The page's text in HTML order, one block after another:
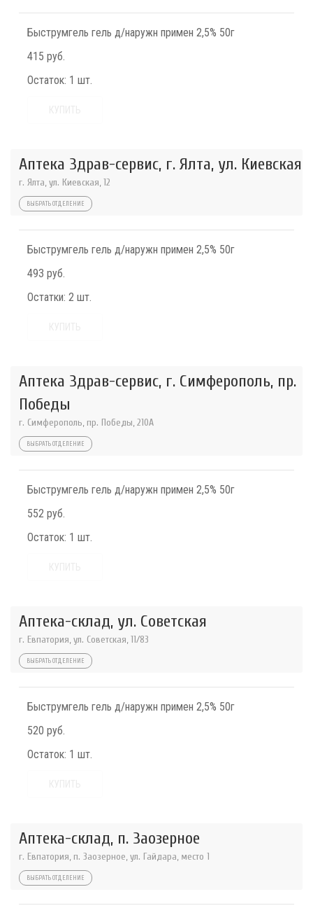
Быструмгель гель д/наружн примен 2,5% 50г
415 руб.
Остаток: 1 шт.
Аптека Здрав-сервис, г. Ялта, ул. Киевская
г. Ялта, ул. Киевская, 12
ВЫБРАТЬ ОТДЕЛЕНИЕ
Быструмгель гель д/наружн примен 2,5% 50г
493 руб.
Остатки: 2 шт.
Аптека Здрав-сервис, г. Симферополь, пр.
Победы
г. Симферополь, пр. Победы, 210A
ВЫБРАТЬ ОТДЕЛЕНИЕ
Быструмгель гель д/наружн примен 2,5% 50г
552 руб.
Остаток: 1 шт.
Аптека-склад, ул. Советская
г. Евпатория, ул. Советская, 11/83
ВЫБРАТЬ ОТДЕЛЕНИЕ
Быструмгель гель д/наружн примен 2,5% 50г
520 руб.
Остаток: 1 шт.
Аптека-склад, п. Заозерное
г. Евпатория, п. Заозерное, ул. Гайдара, место 1
ВЫБРАТЬ ОТДЕЛЕНИЕ